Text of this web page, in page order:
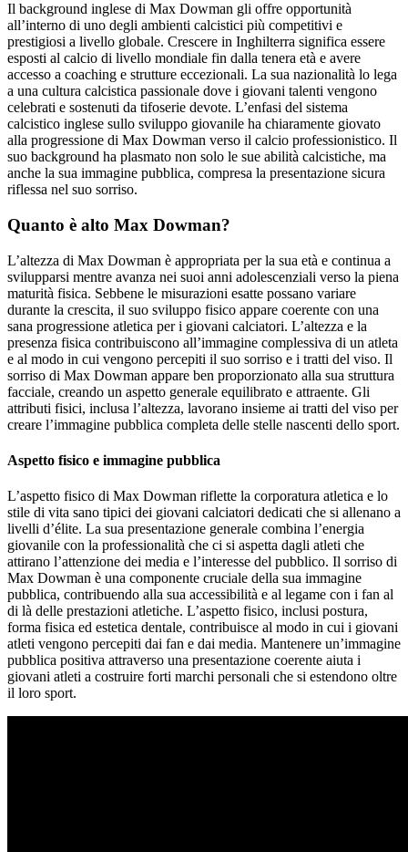
Il background inglese di Max Dowman gli offre opportunità
all’interno di uno degli ambienti calcistici più competitivi e
prestigiosi a livello globale. Crescere in Inghilterra significa essere
esposti al calcio di livello mondiale fin dalla tenera età e avere
accesso a coaching e strutture eccezionali. La sua nazionalità lo lega
a una cultura calcistica passionale dove i giovani talenti vengono
celebrati e sostenuti da tifoserie devote. L’enfasi del sistema
calcistico inglese sullo sviluppo giovanile ha chiaramente giovato
alla progressione di Max Dowman verso il calcio professionistico. Il
suo background ha plasmato non solo le sue abilità calcistiche, ma
anche la sua immagine pubblica, compresa la presentazione sicura
riflessa nel suo sorriso.
Quanto è alto Max Dowman?
L’altezza di Max Dowman è appropriata per la sua età e continua a
svilupparsi mentre avanza nei suoi anni adolescenziali verso la piena
maturità fisica. Sebbene le misurazioni esatte possano variare
durante la crescita, il suo sviluppo fisico appare coerente con una
sana progressione atletica per i giovani calciatori. L’altezza e la
presenza fisica contribuiscono all’immagine complessiva di un atleta
e al modo in cui vengono percepiti il suo sorriso e i tratti del viso. Il
sorriso di Max Dowman appare ben proporzionato alla sua struttura
facciale, creando un aspetto generale equilibrato e attraente. Gli
attributi fisici, inclusa l’altezza, lavorano insieme ai tratti del viso per
creare l’immagine pubblica completa delle stelle nascenti dello sport.
Aspetto fisico e immagine pubblica
L’aspetto fisico di Max Dowman riflette la corporatura atletica e lo
stile di vita sano tipici dei giovani calciatori dedicati che si allenano a
livelli d’élite. La sua presentazione generale combina l’energia
giovanile con la professionalità che ci si aspetta dagli atleti che
attirano l’attenzione dei media e l’interesse del pubblico. Il sorriso di
Max Dowman è una componente cruciale della sua immagine
pubblica, contribuendo alla sua accessibilità e al legame con i fan al
di là delle prestazioni atletiche. L’aspetto fisico, inclusi postura,
forma fisica ed estetica dentale, contribuisce al modo in cui i giovani
atleti vengono percepiti dai fan e dai media. Mantenere un’immagine
pubblica positiva attraverso una presentazione coerente aiuta i
giovani atleti a costruire forti marchi personali che si estendono oltre
il loro sport.